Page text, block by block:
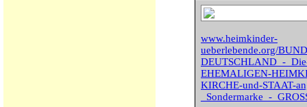
www.heimkinder-
ueberlebende.org/
DEUTSCHLAND_-
EHEMALIGEN-
KIRCHE-und-STAAT-
_Sondermarke_-